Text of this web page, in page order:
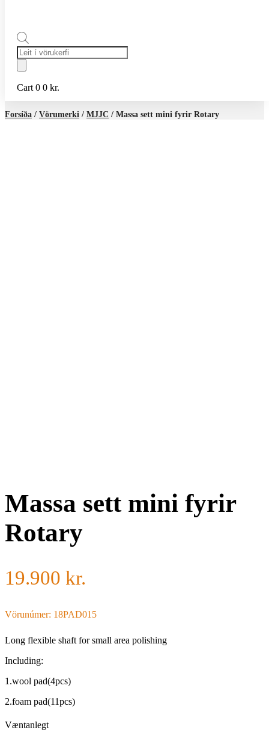
Products
search
Cart 0 0 kr.
Forsíða / Vörumerki / MJJC / Massa sett mini fyrir Rotary
Massa sett mini fyrir
Rotary
19.900 kr.
Vörunúmer: 18PAD015
Long flexible shaft for small area polishing
Including:
1.wool pad(4pcs)
2.foam pad(11pcs)
Væntanlegt